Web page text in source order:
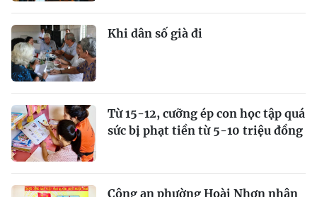
Khi dân số già đi
Từ 15-12, cưỡng ép con học tập quá
sức bị phạt tiền từ 5-10 triệu đồng
Công an phường Hoài Nhơn nhận